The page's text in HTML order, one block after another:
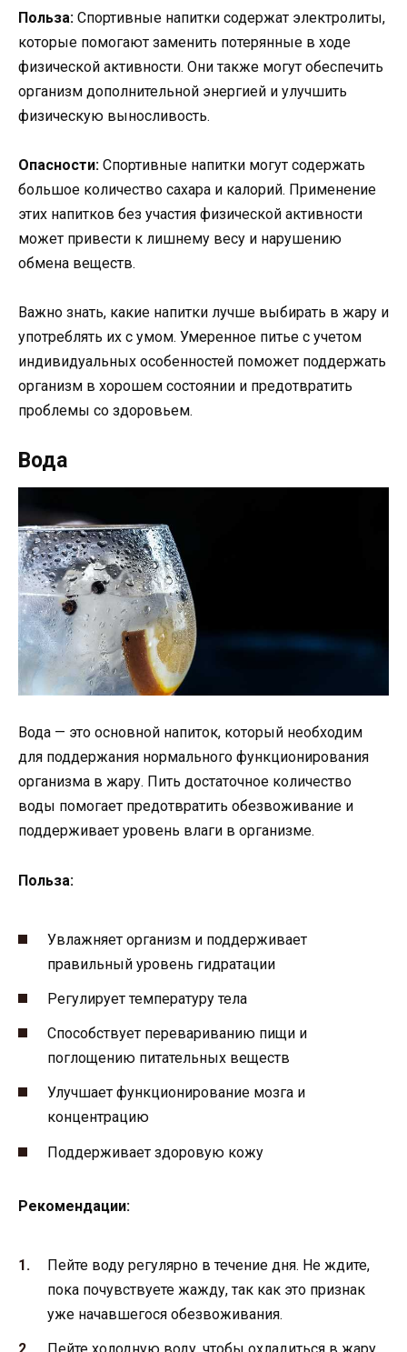
Польза: Спортивные напитки содержат электролиты,
которые помогают заменить потерянные в ходе
физической активности. Они также могут обеспечить
организм дополнительной энергией и улучшить
физическую выносливость.
Опасности: Спортивные напитки могут содержать
большое количество сахара и калорий. Применение
этих напитков без участия физической активности
может привести к лишнему весу и нарушению
обмена веществ.
Важно знать, какие напитки лучше выбирать в жару и
употреблять их с умом. Умеренное питье с учетом
индивидуальных особенностей поможет поддержать
организм в хорошем состоянии и предотвратить
проблемы со здоровьем.
Вода
Вода — это основной напиток, который необходим
для поддержания нормального функционирования
организма в жару. Пить достаточное количество
воды помогает предотвратить обезвоживание и
поддерживает уровень влаги в организме.
Польза:
Увлажняет организм и поддерживает
правильный уровень гидратации
Регулирует температуру тела
Способствует перевариванию пищи и
поглощению питательных веществ
Улучшает функционирование мозга и
концентрацию
Поддерживает здоровую кожу
Рекомендации:
Пейте воду регулярно в течение дня. Не ждите,
пока почувствуете жажду, так как это признак
уже начавшегося обезвоживания.